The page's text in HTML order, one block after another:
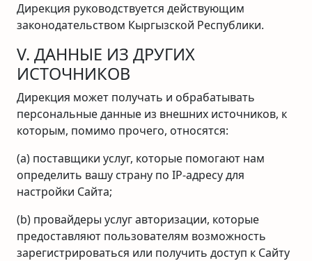
Дирекция руководствуется действующим
законодательством Кыргызской Республики.
V. ДАННЫЕ ИЗ ДРУГИХ
ИСТОЧНИКОВ
Дирекция может получать и обрабатывать
персональные данные из внешних источников, к
которым, помимо прочего, относятся:
(a) поставщики услуг, которые помогают нам
определить вашу страну по IP-адресу для
настройки Сайта;
(b) провайдеры услуг авторизации, которые
предоставляют пользователям возможность
зарегистрироваться или получить доступ к Сайту